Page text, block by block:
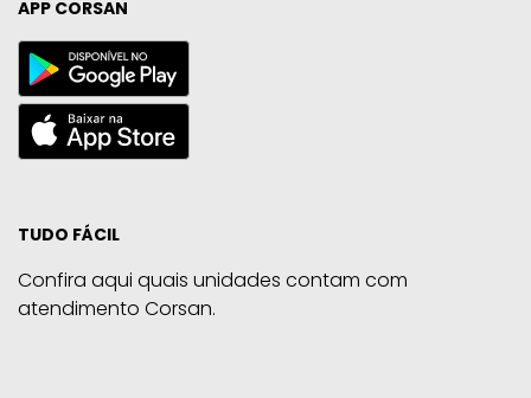
APP CORSAN
TUDO FÁCIL
Confira aqui quais unidades contam com
atendimento Corsan.